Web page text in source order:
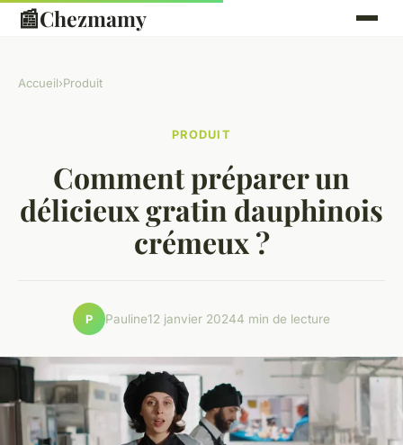
📰Chezmamy
Accueil›Produit
PRODUIT
Comment préparer un
délicieux gratin dauphinois
crémeux ?
P Pauline12 janvier 20244 min de lecture